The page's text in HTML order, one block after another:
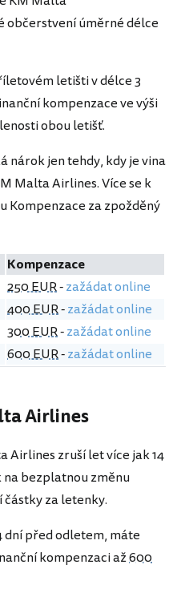
úměrné délce
letišti v délce 3
kompenzace ve výši
obou letišť.
nárok jen tehdy, kdy je vina
Malta Airlines. Více se k
za zpožděný
Kompenzace
250 EUR-zažádat online
400 EUR-zažádat online
300 EUR-zažádat online
600 EUR-zažádat online
Airlines
Airlines zruší let více jak 14
bezplatnou změnu
za letenky.
dní před odletem, máte
kompenzaci až600